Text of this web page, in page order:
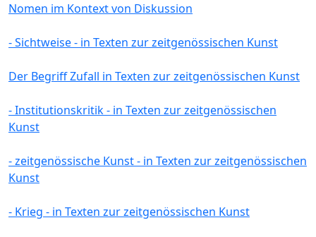
Nomen im Kontext von Diskussion
- Sichtweise - in Texten zur zeitgenössischen Kunst
Der Begriff Zufall in Texten zur zeitgenössischen Kunst
- Institutionskritik - in Texten zur zeitgenössischen
Kunst
- zeitgenössische Kunst - in Texten zur zeitgenössischen
Kunst
- Krieg - in Texten zur zeitgenössischen Kunst